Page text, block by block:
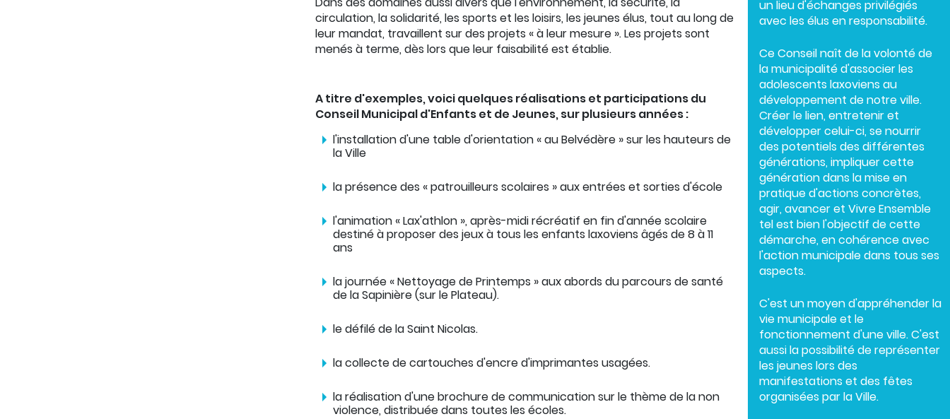
circulation, la solidarité, les sports et les loisirs, les jeunes élus, tout au long de
leur mandat, travaillent sur des projets « à leur mesure ». Les projets sont
menés à terme, dès lors que leur faisabilité est établie.
A titre d'exemples, voici quelques réalisations et participations du
Conseil Municipal d'Enfants et de Jeunes, sur plusieurs années :
l'installation d'une table d'orientation « au Belvédère » sur les hauteurs de
la Ville
la présence des « patrouilleurs scolaires » aux entrées et sorties d'école
l'animation « Lax'athlon », après-midi récréatif en fin d'année scolaire
destiné à proposer des jeux à tous les enfants laxoviens âgés de 8 à 11
ans
la journée « Nettoyage de Printemps » aux abords du parcours de santé
de la Sapinière (sur le Plateau).
le défilé de la Saint Nicolas.
la collecte de cartouches d'encre d'imprimantes usagées.
la réalisation d'une brochure de communication sur le thème de la non
violence, distribuée dans toutes les écoles.
un lieu d'échanges privilégiés
avec les élus en responsabilité.
Ce Conseil naît de la volonté de
la municipalité d'associer les
adolescents laxoviens au
développement de notre ville.
Créer le lien, entretenir et
développer celui-ci, se nourrir
des potentiels des différentes
générations, impliquer cette
génération dans la mise en
pratique d'actions concrètes,
agir, avancer et Vivre Ensemble
tel est bien l'objectif de cette
démarche, en cohérence avec
l'action municipale dans tous ses
aspects.
C'est un moyen d'appréhender la
vie municipale et le
fonctionnement d'une ville. C'est
aussi la possibilité de représenter
les jeunes lors des
manifestations et des fêtes
organisées par la Ville.